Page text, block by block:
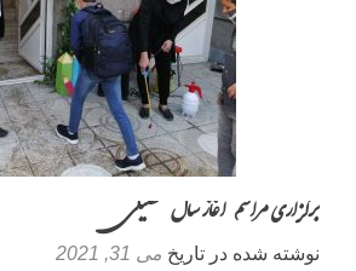
برگزاری مراسم آغاز سال تحصیلی
نوشته شده در تاریخ می 31, 2021